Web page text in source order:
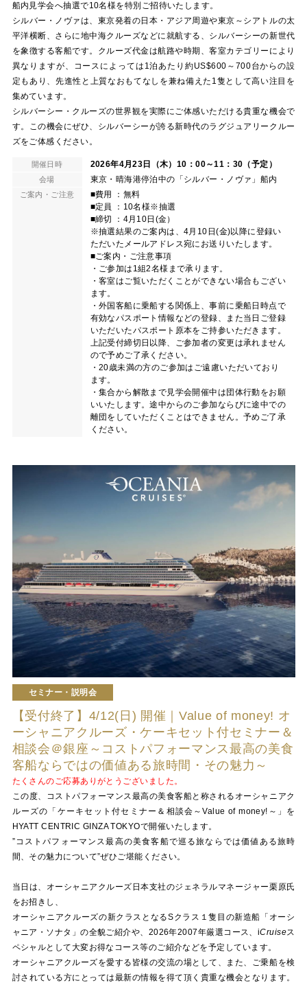
船内見学会へ抽選で10名様を特別ご招待いたします。
シルバー・ノヴァは、東京発着の日本・アジア周遊や東京～シアトルの太
平洋横断、さらに地中海クルーズなどに就航する、シルバーシーの新世代
を象徴する客船です。クルーズ代金は航路や時期、客室カテゴリーにより
異なりますが、コースによっては1泊あたり約US$600～700台からの設
定もあり、先進性と上質なおもてなしを兼ね備えた1隻として高い注目を
集めています。
シルバーシー・クルーズの世界観を実際にご体感いただける貴重な機会で
す。この機会にぜひ、シルバーシーが誇る新時代のラグジュアリークルー
ズをご体感ください。
開催日時 2026年4月23日（木）10：00～11：30（予定）
会場 東京・晴海港停泊中の「シルバー・ノヴァ」船内
ご案内・ご注意
■費用 ：無料
■定員 ：10名様※抽選
■締切 ：4月10日(金）
※抽選結果のご案内は、4月10日(金)以降に登録い
ただいたメールアドレス宛にお送りいたします。
■ご案内・ご注意事項
・ご参加は1組2名様まで承ります。
・客室はご覧いただくことができない場合もござい
ます。
・外国客船に乗船する関係上、事前に乗船日時点で
有効なパスポート情報などの登録、また当日ご登録
いただいたパスポート原本をご持参いただきます。
上記受付締切日以降、ご参加者の変更は承れません
ので予めご了承ください。
・20歳未満の方のご参加はご遠慮いただいており
ます。
・集合から解散まで見学会開催中は団体行動をお願
いいたします。途中からのご参加ならびに途中での
離団をしていただくことはできません。予めご了承
ください。
セミナー・説明会
【受付終了】4/12(日) 開催｜Value of money! オ
ーシャニアクルーズ・ケーキセット付セミナー＆
相談会＠銀座～コストパフォーマンス最高の美食
客船ならではの価値ある旅時間・その魅力～
たくさんのご応募ありがとうございました。
この度、コストパフォーマンス最高の美食客船と称されるオーシャニアク
ルーズの「ケーキセット付セミナー＆相談会～Value of money!～」を
HYATT CENTRIC GINZA TOKYOで開催いたします。
”コストパフォーマンス最高の美食客船で巡る旅ならでは価値ある旅時
間、その魅力について”ぜひご堪能ください。
当日は、オーシャニアクルーズ日本支社のジェネラルマネージャー栗原氏
をお招きし、
オーシャニアクルーズの新クラスとなるSクラス１隻目の新造船「オーシ
ャニア・ソナタ」の全貌ご紹介や、2026年2007年厳選コース、 iCruiseス
ペシャルとして大変お得なコース等のご紹介などを予定しています。
オーシャニアクルーズを愛する皆様の交流の場として、また、ご乗船を検
討されている方にとっては最新の情報を得て頂く貴重な機会となります。